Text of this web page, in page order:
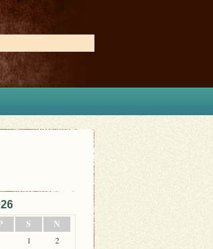
S N
1
2